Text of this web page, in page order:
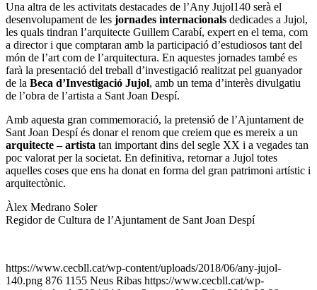
Una altra de les activitats destacades de l’Any Jujol140 serà el
desenvolupament de les jornades internacionals dedicades a Jujol,
les quals tindran l’arquitecte Guillem Carabí, expert en el tema, com
a director i que comptaran amb la participació d’estudiosos tant del
món de l’art com de l’arquitectura. En aquestes jornades també es
farà la presentació del treball d’investigació realitzat pel guanyador
de la Beca d’Investigació Jujol, amb un tema d’interès divulgatiu
de l’obra de l’artista a Sant Joan Despí.
Amb aquesta gran commemoració, la pretensió de l’Ajuntament de
Sant Joan Despí és donar el renom que creiem que es mereix a un
arquitecte – artista tan important dins del segle XX i a vegades tan
poc valorat per la societat. En definitiva, retornar a Jujol totes
aquelles coses que ens ha donat en forma del gran patrimoni artístic i
arquitectònic.
Àlex Medrano Soler
Regidor de Cultura de l’Ajuntament de Sant Joan Despí
https://www.cecbll.cat/wp-content/uploads/2018/06/any-jujol-
140.png 876 1155 Neus Ribas https://www.cecbll.cat/wp-